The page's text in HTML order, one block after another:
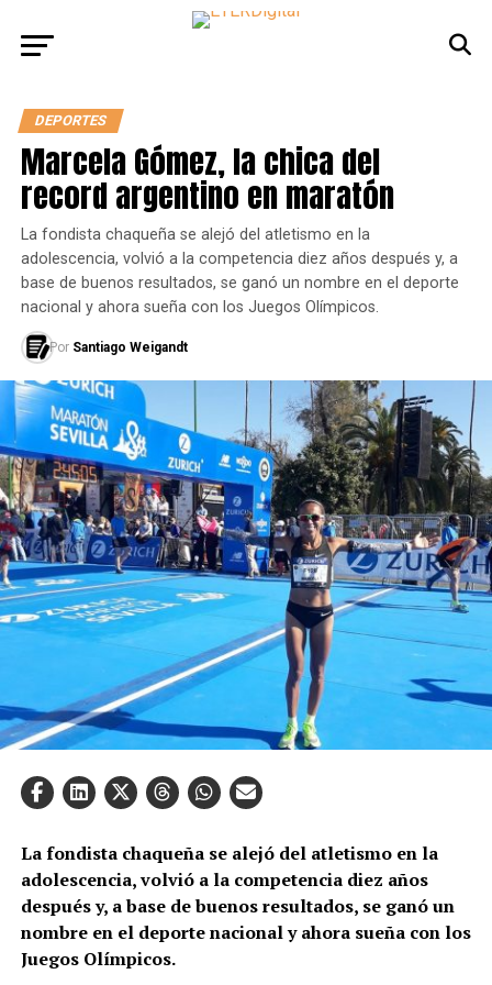
DEPORTES
Marcela Gómez, la chica del
record argentino en maratón
La fondista chaqueña se alejó del atletismo en la
adolescencia, volvió a la competencia diez años después y, a
base de buenos resultados, se ganó un nombre en el deporte
nacional y ahora sueña con los Juegos Olímpicos.
Por Santiago Weigandt
La fondista chaqueña se alejó del atletismo en la
adolescencia, volvió a la competencia diez años
después y, a base de buenos resultados, se ganó un
nombre en el deporte nacional y ahora sueña con los
Juegos Olímpicos.